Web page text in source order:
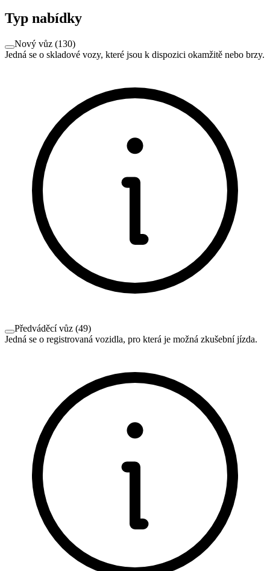
Typ nabídky
Nový vůz (130)
Jedná se o skladové vozy, které jsou k dispozici okamžitě nebo brzy.
Předváděcí vůz (49)
Jedná se o registrovaná vozidla, pro která je možná zkušební jízda.